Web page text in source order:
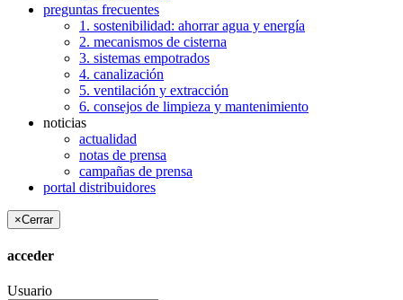
preguntas frecuentes
1. sostenibilidad: ahorrar agua y energía
2. mecanismos de cisterna
3. sistemas empotrados
4. canalización
5. ventilación y extracción
6. consejos de limpieza y mantenimiento
noticias
actualidad
notas de prensa
campañas de prensa
portal distribuidores
×Cerrar
acceder
Usuario